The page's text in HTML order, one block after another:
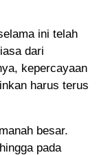
ini telah
dari
kepercayaan
harus terus
besar.
pada